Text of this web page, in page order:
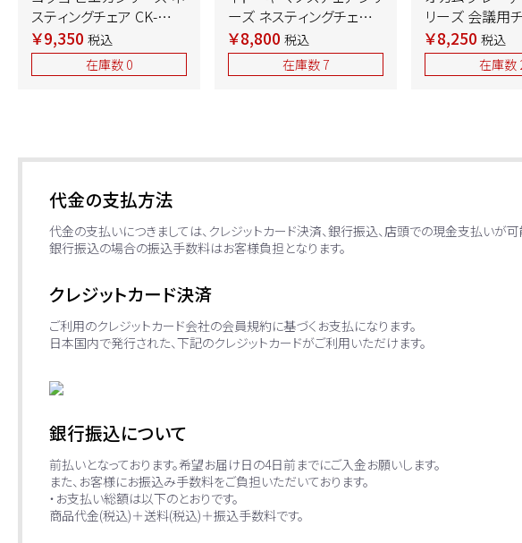
スティングチェア CK-
720WPAWGXE3-W 背：
ホワイト/座：ソフトグレー
2021年製 中古
￥9,350 税込
在庫数 0
ーズ ネスティングチェア
KLG-310PGS-ZTQ6 背：
ブラック/座：モスグリーン
2020年製 中古 ⑩
￥8,800 税込
在庫数 7
リーズ 会議用
81R2AY FFW5
ト/座：ターコ
2020年製 中
￥8,250 税込
在庫数
代金の支払方法
代金の支払いにつきましては、クレジットカード決済、銀行振込、店頭での現金支払いが可
銀行振込の場合の振込手数料はお客様負担となります。
クレジットカード決済
ご利用のクレジットカード会社の会員規約に基づくお支払になります。
日本国内で発行された、下記のクレジットカードがご利用いただけます。
銀行振込について
前払いとなっております。希望お届け日の4日前までにご入金お願いします。
また、お客様にお振込み手数料をご負担いただいております。
・お支払い総額は以下のとおりです。
商品代金(税込)＋送料(税込)＋振込手数料です。